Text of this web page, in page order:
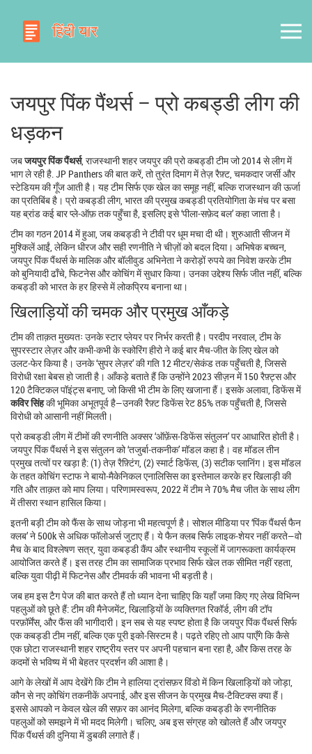
जयपुर पिंक पैंथर्स – प्रो कबड्डी लीग की
धड़कन
जबजयपुर पिंक पैंथर्स, राजस्थानी शहर जयपुर की प्रो कबड्डी टीम जो 2014 से लीग में
भाग ले रही है JP Panthersकी बात करें, तो तुरंत दिमाग में तेज़ रैफ़्ट, चमकदार जर्सी और
स्टेडियम की गूँज आती है। यह टीम सिर्फ एक खेल का समूह नहीं, बल्कि राजस्थान की ऊर्जा
का प्रतिबिंब है। प्रो कबड्डी लीग, भारत की प्रमुख कबड्डी प्रतियोगिताके मंच पर बसा
यह ब्रांड कई बार प्ले‑ऑफ़ तक पहुँचा है, इसलिए इसे ‘पीला‑सफ़ेद बल’ कहा जाता है।
टीम का गठन 2014 में हुआ, जब कबड्डी ने टीवी पर धूम मचा दी थी। शुरुआती सीजन में
मुश्किलें आईं, लेकिन धीरज और सही रणनीति ने चीज़ों को बदल दिया। अभिषेक बच्चन
जयपुर पिंक पैंथर्स के मालिक और बॉलीवुड अभिनेताने करोड़ों रुपये का निवेश करके टीम
को बुनियादी ढाँचे, फिटनेस और कोचिंग में सुधार किया। उनका उद्देश्य सिर्फ जीत नहीं, बल्कि
कबड्डी को भारत के हर हिस्से में लोकप्रिय बनाना था।
खिलाड़ियों की चमक और प्रमुख आँकड़े
टीम की ताक़त मुख्यतः उनके स्टार प्लेयर पर निर्भर करती है। परदीप नरवाल, टीम के
सुपरस्टार लेज़र और कभी‑कभी के स्कोरिंग हीरोने कई बार मैच‑जीत के लिए खेल को
उलट‑फेर किया है। उनके ‘सुपर लेज़र’ की गति 12 मीटर/सेकंड तक पहुँचती है, जिससे
विरोधी रक्षा बेबस हो जाती है। आँकड़े बताते हैं कि उन्होंने 2023 सीज़न में 150 रैफ़्ट्स और
120 टैक्टिकल पॉइंट्स बनाए, जो किसी भी टीम के लिए खजाना हैं। इसके अलावा, डिफेंस में
कविर सिंहकी भूमिका अभूतपूर्व है—उनकी रैफ़्ट डिफेंस रेट 85% तक पहुँचती है, जिससे
विरोधी को आसानी नहीं मिलती।
प्रो कबड्डी लीग में टीमों की रणनीति अक्सर ‘ऑफ़ेंस‑डिफेंस संतुलन’ पर आधारित होती है।
जयपुर पिंक पैंथर्स ने इस संतुलन को ‘तजुर्बा‑तकनीक’ मॉडल कहा है। वह मॉडल तीन
प्रमुख तत्वों पर खड़ा है: (1) तेज़ रैफ़्टिंग, (2) स्मार्ट डिफेंस, (3) सटीक प्लानिंग। इस मॉडल
के तहत कोचिंग स्टाफ ने बायो‑मैकेनिकल एनालिसिस का इस्तेमाल करके हर खिलाड़ी की
गति और ताक़त को माप लिया। परिणामस्वरूप, 2022 में टीम ने 70% मैच जीत के साथ लीग
में तीसरा स्थान हासिल किया।
इतनी बड़ी टीम को फैंस के साथ जोड़ना भी महत्वपूर्ण है। सोशल मीडिया पर ‘पिंक पैंथर्स फैन
क्लब’ ने 500k से अधिक फॉलोअर्स जुटाए हैं। ये फैन क्लब सिर्फ लाइक‑शेयर नहीं करते—वो
मैच के बाद विश्लेषण सत्र, युवा कबड्डी कैंप और स्थानीय स्कूलों में जागरूकता कार्यक्रम
आयोजित करते हैं। इस तरह टीम का सामाजिक प्रभाव सिर्फ खेल तक सीमित नहीं रहता,
बल्कि युवा पीढ़ी में फिटनेस और टीमवर्क की भावना भी बड़ती है।
जब हम इस टैग पेज की बात करते हैं तो ध्यान देना चाहिए कि यहाँ जमा किए गए लेख विभिन्न
पहलुओं को छूते हैं: टीम की मैनेजमेंट, खिलाड़ियों के व्यक्तिगत रिकॉर्ड, लीग की टॉप
परफ़ॉर्मेंस, और फैंस की भागीदारी। इन सब से यह स्पष्ट होता है कि जयपुर पिंक पैंथर्स सिर्फ
एक कबड्डी टीम नहीं, बल्कि एक पूरी इको‑सिस्टम है। पढ़ते रहिए तो आप पाएँगे कि कैसे
एक छोटा राजस्थानी शहर राष्ट्रीय स्तर पर अपनी पहचान बना रहा है, और किस तरह के
कदमों से भविष्य में भी बेहतर प्रदर्शन की आशा है।
आगे के लेखों में आप देखेंगे कि टीम ने हालिया ट्रांसफ़र विंडो में किन खिलाड़ियों को जोड़ा,
कौन से नए कोचिंग तकनीकें अपनाई, और इस सीजन के प्रमुख मैच‑टैक्टिक्स क्या हैं।
इससे आपको न केवल खेल की सफ़र का आनंद मिलेगा, बल्कि कबड्डी के रणनीतिक
पहलुओं को समझने में भी मदद मिलेगी। चलिए, अब इस संग्रह को खोलते हैं और जयपुर
पिंक पैंथर्स की दुनिया में डुबकी लगाते हैं।